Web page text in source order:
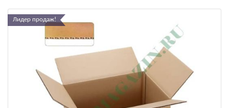
Лидер продаж!